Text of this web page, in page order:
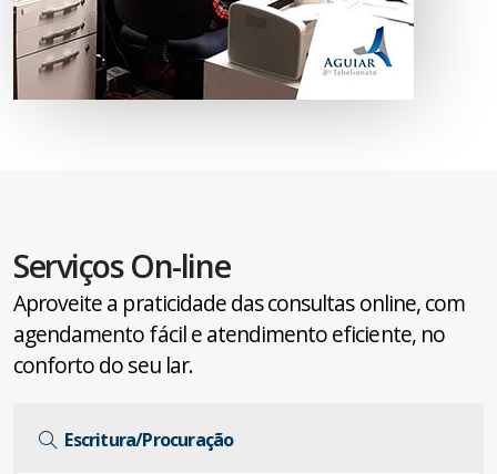
Serviços On-line
Aproveite a praticidade das consultas online, com
agendamento fácil e atendimento eficiente, no
conforto do seu lar.
Escritura/Procuração